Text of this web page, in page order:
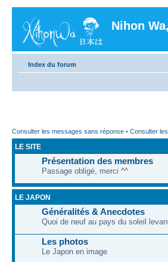
Nihon
Index du forum
Consulter les messages sans réponse • Consulter
LE SITE
Présentation des membres
Passage obligé, merci ^^
LE JAPON
Généralités & Anecdotes
Quoi de neuf au pays du soleil
Les photos
Le Japon en image